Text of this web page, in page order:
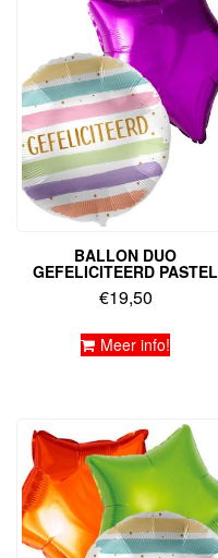
BALLON DUO
GEFELICITEERD PASTEL
€19,50
Meer info!